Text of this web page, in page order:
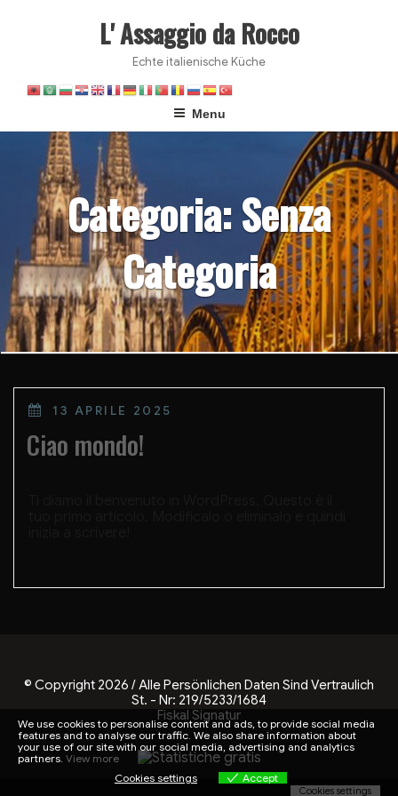
L' Assaggio da Rocco
Echte italienische Küche
Menu
Categoria:Senza
Categoria
POSTED
13 APRILE 2025
Ciao mondo!
© Copyright 2026 / Alle Persönlichen Daten Sind Vertraulich
St. - Nr: 219/5233/1684
Fiskal Signatur
We use cookies to personalise content and ads, to provide social media
features and to analyse our traffic. We also share information about
your use of our site with our social media, advertising and analytics
partners. View more
Cookies settings
Accept
Cookies settings